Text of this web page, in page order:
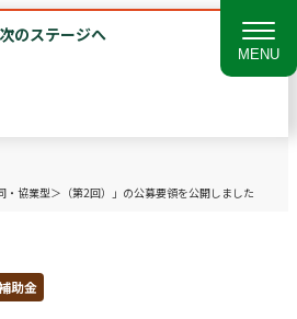
のステージへ
MENU
・協業型＞（第2回）」の公募要領を公開しました
助金